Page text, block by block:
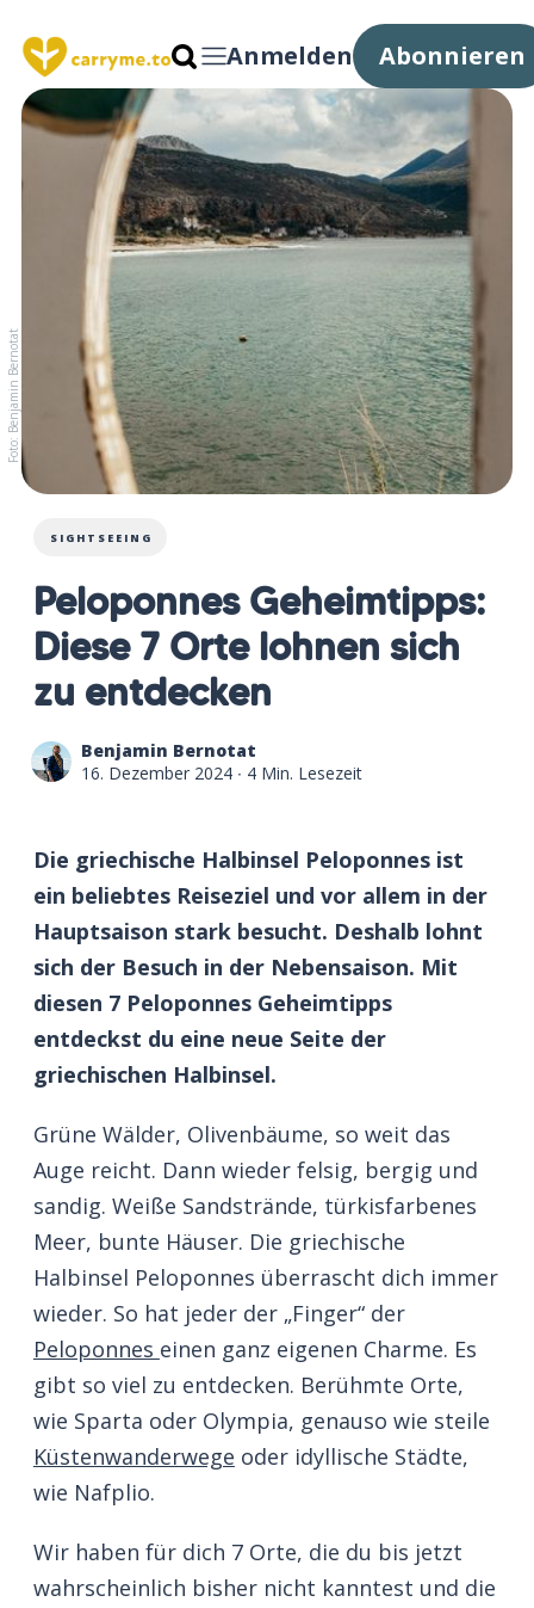
Anmelden Abonnieren
Foto: Benjamin Bernotat
SIGHTSEEING
Peloponnes Geheimtipps:
Diese 7 Orte lohnen sich
zu entdecken
Benjamin Bernotat
16. Dezember 2024∙ 4 Min. Lesezeit
Die griechische Halbinsel Peloponnes ist
ein beliebtes Reiseziel und vor allem in der
Hauptsaison stark besucht. Deshalb lohnt
sich der Besuch in der Nebensaison. Mit
diesen 7 Peloponnes Geheimtipps
entdeckst du eine neue Seite der
griechischen Halbinsel.
Grüne Wälder, Olivenbäume, so weit das
Auge reicht. Dann wieder felsig, bergig und
sandig. Weiße Sandstrände, türkisfarbenes
Meer, bunte Häuser. Die griechische
Halbinsel Peloponnes überrascht dich immer
wieder. So hat jeder der „Finger“ der
Peloponnes einen ganz eigenen Charme. Es
gibt so viel zu entdecken. Berühmte Orte,
wie Sparta oder Olympia, genauso wie steile
Küstenwanderwege oder idyllische Städte,
wie Nafplio.
Wir haben für dich 7 Orte, die du bis jetzt
wahrscheinlich bisher nicht kanntest und die